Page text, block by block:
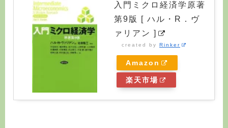
入門ミクロ経済学原著
第9版 [ ハル・R．ヴ
ァリアン ]
created by Rinker
Amazon
楽天市場